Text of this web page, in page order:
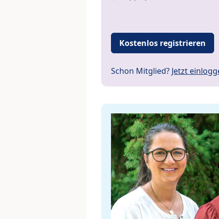
Kostenlos registrieren
Schon Mitglied? Jetzt